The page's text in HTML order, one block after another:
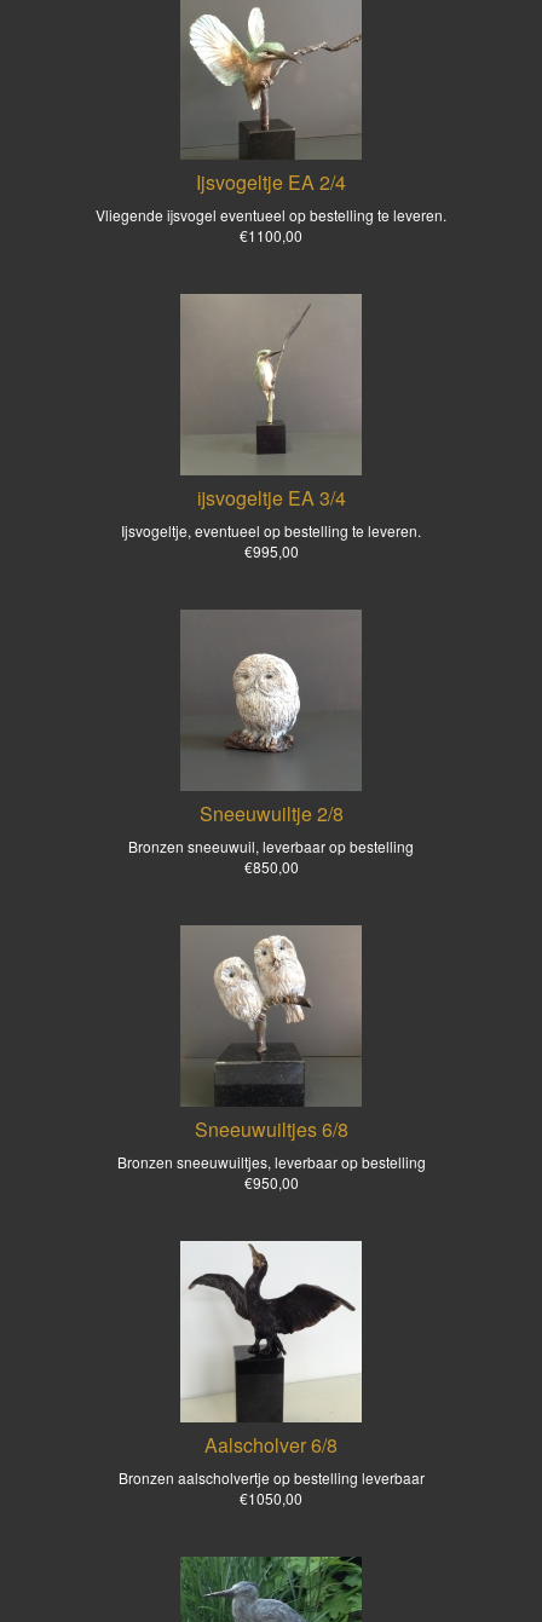
Ijsvogeltje EA 2/4
Vliegende ijsvogel eventueel op bestelling te leveren.
€1100,00
ijsvogeltje EA 3/4
Ijsvogeltje, eventueel op bestelling te leveren.
€995,00
Sneeuwuiltje 2/8
Bronzen sneeuwuil, leverbaar op bestelling
€850,00
Sneeuwuiltjes 6/8
Bronzen sneeuwuiltjes, leverbaar op bestelling
€950,00
Aalscholver 6/8
Bronzen aalscholvertje op bestelling leverbaar
€1050,00